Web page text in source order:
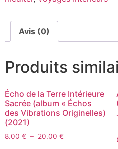
Avis (0)
Produits
Écho de la Terre Intérieure
Sacrée (album « Échos
des Vibrations Originelles)
(2021)
8.00 € – 20.00 €